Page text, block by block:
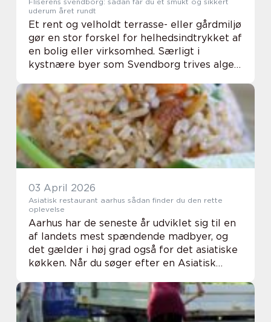
uderum året rundt
Et rent og velholdt terrasse- eller gårdmiljø
gør en stor forskel for helhedsindtrykket af
en bolig eller virksomhed. Særligt i
kystnære byer som Svendborg trives alger,
og milde vintre. Resultatet er ofte gl...
03 April 2026
Asiatisk restaurant aarhus sådan finder du den rette
oplevelse
Aarhus har de seneste år udviklet sig til en
af landets mest spændende madbyer, og
det gælder i høj grad også for det asiatiske
køkken. Når du søger efter en Asiatisk
muligheder fra simple street food-
inspirered...